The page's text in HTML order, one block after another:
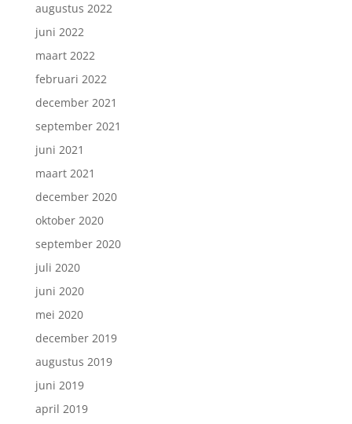
augustus 2022
juni 2022
maart 2022
februari 2022
december 2021
september 2021
juni 2021
maart 2021
december 2020
oktober 2020
september 2020
juli 2020
juni 2020
mei 2020
december 2019
augustus 2019
juni 2019
april 2019